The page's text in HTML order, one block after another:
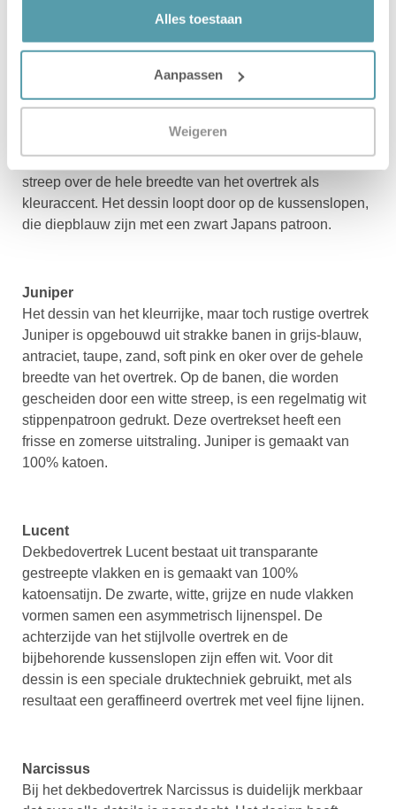
Alles toestaan
Aanpassen
Weigeren
Osaka is een eigentijds dekbedovertrek van 100%
patroon. Off-white en diepblauw zijn de overheersende
kleuren in dit ontwerp, gecombineerd met een rode
streep over de hele breedte van het overtrek als
kleuraccent. Het dessin loopt door op de kussenslopen,
die diepblauw zijn met een zwart Japans patroon.
Juniper
Het dessin van het kleurrijke, maar toch rustige overtrek
Juniper is opgebouwd uit strakke banen in grijs-blauw,
antraciet, taupe, zand, soft pink en oker over de gehele
breedte van het overtrek. Op de banen, die worden
gescheiden door een witte streep, is een regelmatig wit
stippenpatroon gedrukt. Deze overtrekset heeft een
frisse en zomerse uitstraling. Juniper is gemaakt van
100% katoen.
Lucent
Dekbedovertrek Lucent bestaat uit transparante
gestreepte vlakken en is gemaakt van 100%
katoensatijn. De zwarte, witte, grijze en nude vlakken
vormen samen een asymmetrisch lijnenspel. De
achterzijde van het stijlvolle overtrek en de
bijbehorende kussenslopen zijn effen wit. Voor dit
dessin is een speciale druktechniek gebruikt, met als
resultaat een geraffineerd overtrek met veel fijne lijnen.
Narcissus
Bij het dekbedovertrek Narcissus is duidelijk merkbaar